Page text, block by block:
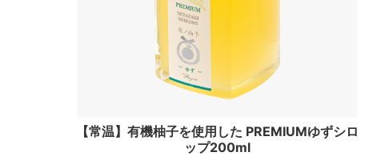
【常温】有機柚子を使用した PREMIUMゆずシロ
ップ200ml